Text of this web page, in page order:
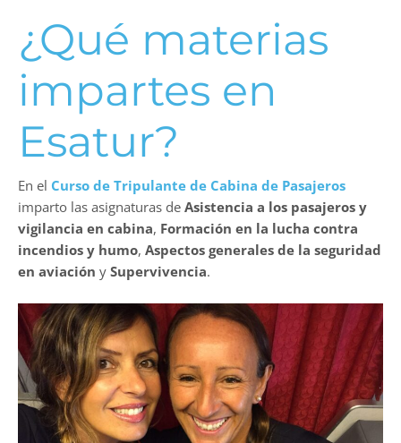
¿Qué materias
impartes en
Esatur?
En el Curso de Tripulante de Cabina de Pasajeros
imparto las asignaturas de Asistencia a los pasajeros y
vigilancia en cabina, Formación en la lucha contra
incendios y humo, Aspectos generales de la seguridad
en aviación y Supervivencia.